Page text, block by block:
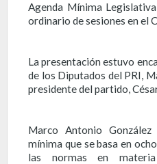
Agenda Mínima
ordinario de sesiones en el
La presentación estuvo
de los Diputados del PRI,
presidente del partido,
Marco Antonio
mínima que se basa en
las normas en